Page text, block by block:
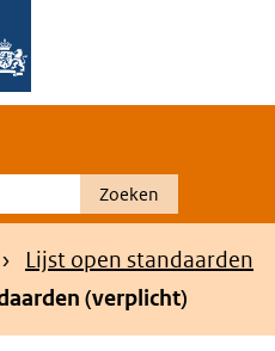
Zoeken
Lijst open standaarden
(verplicht)